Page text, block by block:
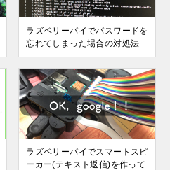
ラズベリーパイでパスワードを
忘れてしまった場合の対処法
ラズベリーパイでスマートスピ
ーカー(テキスト返信)を作って